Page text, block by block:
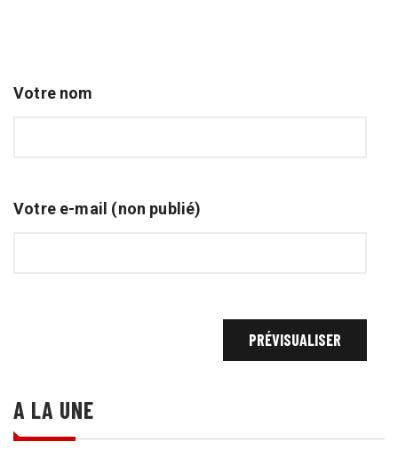
Votre nom
Votre e-mail (non publié)
A LA UNE